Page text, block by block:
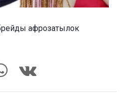
афрозатылок